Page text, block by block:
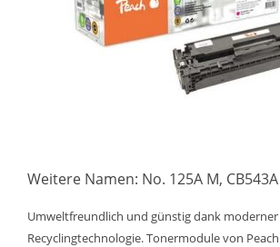
Weitere Namen: No. 125A M,
Umweltfreundlich und günstig dank moderner
Recyclingtechnologie. Tonermodule von